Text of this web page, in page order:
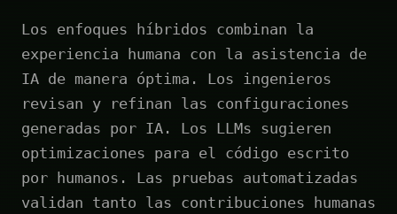
Los enfoques híbridos combinan la
experiencia humana con la asistencia de
IA de manera óptima. Los ingenieros
revisan y refinan las configuraciones
generadas por IA. Los LLMs sugieren
optimizaciones para el código escrito
por humanos. Las pruebas automatizadas
validan tanto las contribuciones humanas